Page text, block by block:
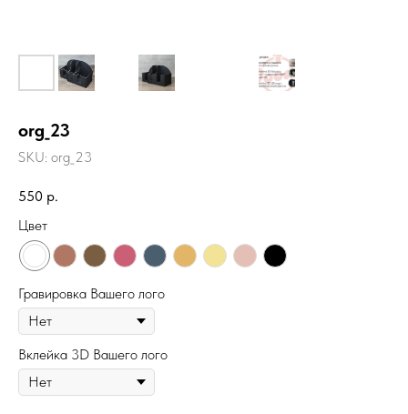
org_23
SKU: org_23
550 р.
Цвет
Гравировка Вашего лого
Вклейка 3D Вашего лого